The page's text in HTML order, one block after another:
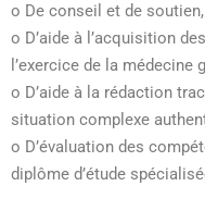
o De conseil et de soutien,
o D’aide à l’acquisition
l’exercice de la médecine
o D’aide à la rédaction
situation complexe
o D’évaluation des
diplôme d’étude